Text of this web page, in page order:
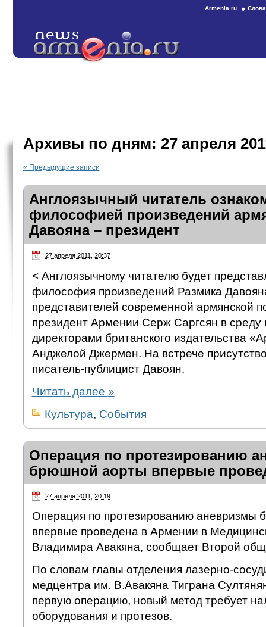
Armenia.ru
Архивы по дням: 27 апреля
« Предыдущие записи
Англоязычный читатель
философией произведений
Давояна – президент
27 апреля 2011, 20:37
< Англоязычному читателю будет
философия произведений Размика
представителей современной армянской
президент Армении Серж Саргсян в среду
директорами британского издательства
Анджелой Джермен. На встрече
писатель-публицист Давоян.
Читать далее »
Культура, События
Операция по протезированию
брюшной аорты впервые
27 апреля 2011, 20:19
Операция по протезированию аневризмы
впервые проведена в Армении в
Владимира Авакяна, сообщает Второй
По словам главы отделения лазерно-
медцентра им. В.Авакяна Тиграна
первую операцию, новый метод требует
оборудования и протезов.